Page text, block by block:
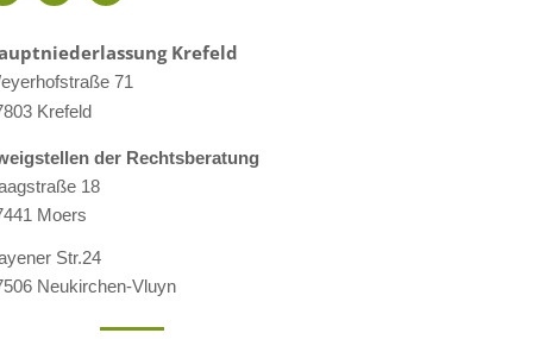
Krefeld
71
Krefeld
der Rechtsberatung
18
Moers
Str.24
Neukirchen-Vluyn